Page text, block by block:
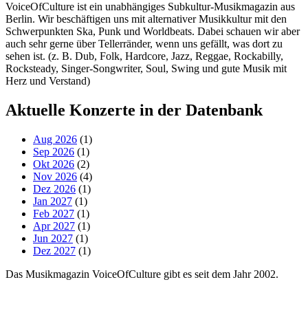
VoiceOfCulture ist ein unabhängiges Subkultur-Musikmagazin aus
Berlin. Wir beschäftigen uns mit alternativer Musikkultur mit den
Schwerpunkten Ska, Punk und Worldbeats. Dabei schauen wir aber
auch sehr gerne über Tellerränder, wenn uns gefällt, was dort zu
sehen ist. (z. B. Dub, Folk, Hardcore, Jazz, Reggae, Rockabilly,
Rocksteady, Singer-Songwriter, Soul, Swing und gute Musik mit
Herz und Verstand)
Aktuelle Konzerte in der Datenbank
Aug 2026 (1)
Sep 2026 (1)
Okt 2026 (2)
Nov 2026 (4)
Dez 2026 (1)
Jan 2027 (1)
Feb 2027 (1)
Apr 2027 (1)
Jun 2027 (1)
Dez 2027 (1)
Das Musikmagazin VoiceOfCulture gibt es seit dem Jahr 2002.